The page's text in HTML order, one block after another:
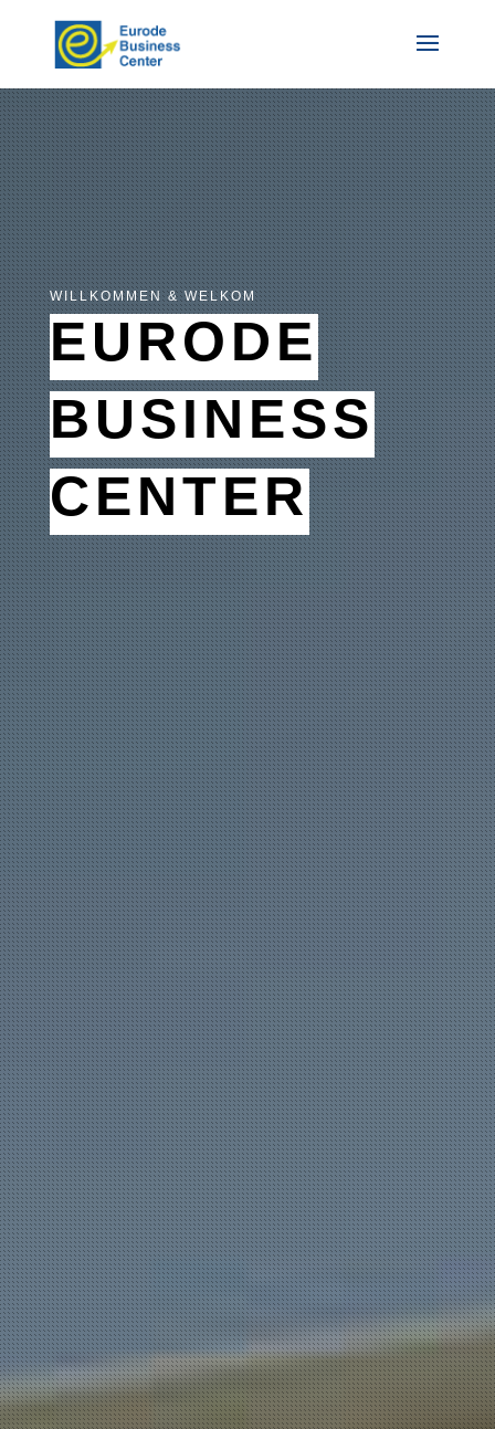
WILLKOMMEN & WELKOM
EURODE
BUSINESS
CENTER